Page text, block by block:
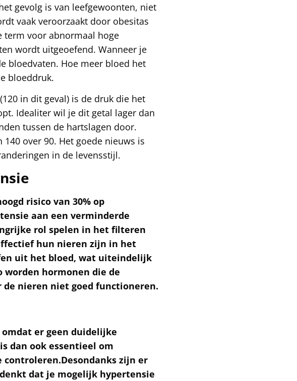
gevolg is van leefgewoonten, niet
vaak veroorzaakt door obesitas
term voor abnormaal hoge
wordt uitgeoefend. Wanneer je
bloedvaten. Hoe meer bloed het
bloeddruk.
in dit geval) is de druk die het
Idealiter wil je dit getal lager dan
tussen de hartslagen door.
over 90. Het goede nieuws is
in de levensstijl.
risico van 30% op
aan een verminderde
rol spelen in het filteren
hun nieren zijn in het
uit het bloed, wat uiteindelijk
worden hormonen die de
nieren niet goed functioneren.
er geen duidelijke
dan ook essentieel om
zijn er
dat je mogelijk hypertensie